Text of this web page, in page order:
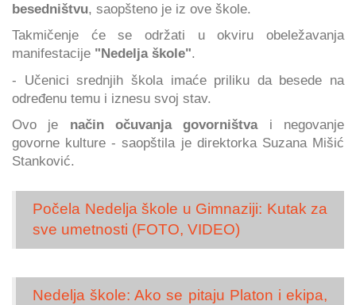
besedništvu, saopšteno je iz ove škole.
Takmičenje će se održati u okviru obeležavanja
manifestacije "Nedelja škole".
- Učenici srednjih škola imaće priliku da besede na
određenu temu i iznesu svoj stav.
Ovo je način očuvanja govorništvai negovanje
govorne kulture - saopštila je direktorka Suzana Mišić
Stanković.
Počela Nedelja škole u Gimnaziji: Kutak za
sve umetnosti (FOTO, VIDEO)
Nedelja škole: Ako se pitaju Platon i ekipa,